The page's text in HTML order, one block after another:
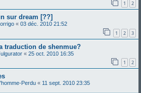
1 2
sur dream [??]
« 03 déc. 2010 21:52
1 2 3
traduction de shenmue?
« 25 oct. 2010 16:35
1 2
Perdu « 11 sept. 2010 23:35